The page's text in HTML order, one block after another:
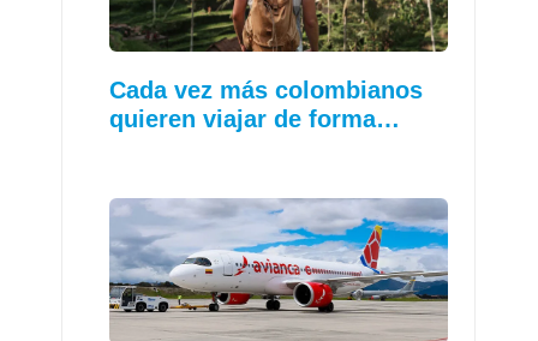
Cada vez más colombianos
quieren viajar de forma…